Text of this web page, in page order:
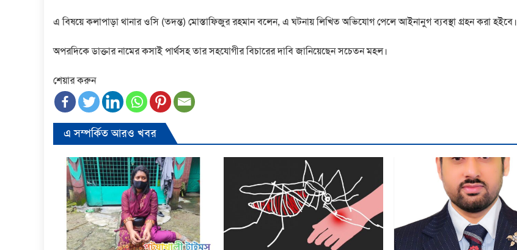
এ বিষয়ে কলাপাড়া থানার ওসি (তদন্ত) মোস্তাফিজুর রহমান বলেন, এ ঘটনায় লিখিত অভিযোগ পেলে আইনানুগ ব্যবস্থা গ্রহন করা হইবে।
অপরদিকে ডাক্তার নামের কসাই পার্থসহ তার সহযোগীর বিচারের দাবি জানিয়েছেন সচেতন মহল।
শেয়ার করুন
এ সম্পর্কিত আরও খবর